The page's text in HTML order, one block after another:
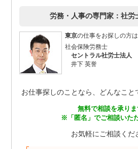
労務・人事の専門家：社労
東京の仕事をお探しの方
社会保険労務士
セントラル社労士法人
井下 英誉
お仕事探しのことなら、どんなこと
無料で相談を承りま
※「匿名」でご相談いた
お気軽にご相談くだ